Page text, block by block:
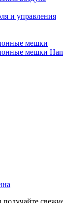
и управления
мешки
мешки